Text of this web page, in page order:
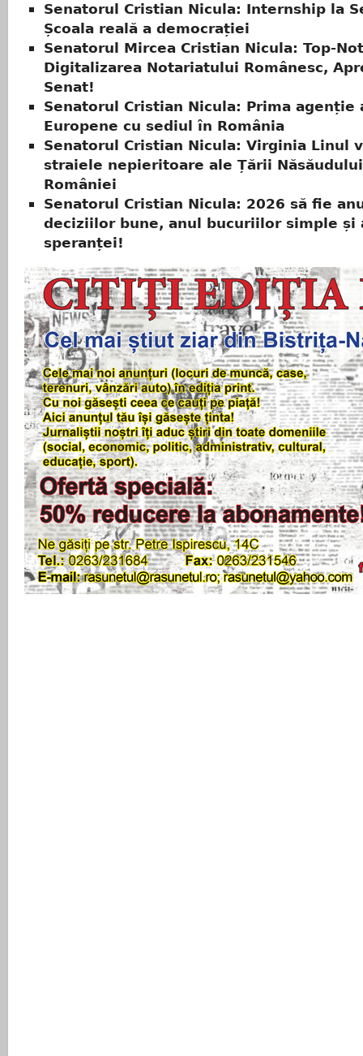
Senatorul Cristian Nicula: Internship la
Școala reală a democrației
Senatorul Mircea Cristian Nicula: Top-
Digitalizarea Notariatului Românesc,
Senat!
Senatorul Cristian Nicula: Prima agenție
Europene cu sediul în România
Senatorul Cristian Nicula: Virginia Linul
straiele nepieritoare ale Țării
României
Senatorul Cristian Nicula: 2026 să fie
deciziilor bune, anul bucuriilor simple și
speranței!